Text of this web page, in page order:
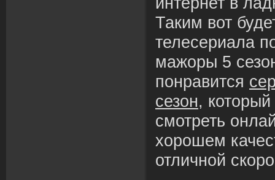
Таким вот
телесериала
мажоры 5
понравится
сезон,
смотреть
хорошем
отличной